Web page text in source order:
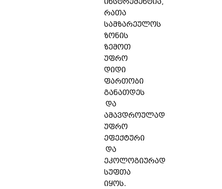
ინსტრუმენტია,
რათა
სამზარეულოს
ზონის
ზემოთ
უფრო
დიდი
ფართობი
განათდეს
და
ამავდროულად
უფრო
ეფექტური
და
ეკოლოგიურად
სუფთა
იყოს.